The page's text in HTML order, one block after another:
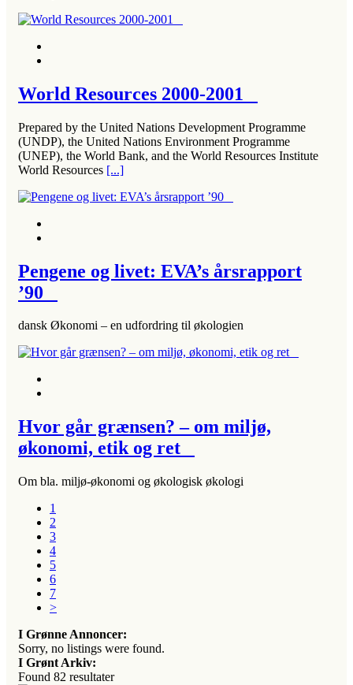
World Resources 2000-2001
Prepared by the United Nations Development Programme
(UNDP), the United Nations Environment Programme
(UNEP), the World Bank, and the World Resources Institute
World Resources [...]
Pengene og livet: EVA’s årsrapport
’90
dansk Økonomi – en udfordring til økologien
Hvor går grænsen? – om miljø,
økonomi, etik og ret
Om bla. miljø-økonomi og økologisk økologi
1
2
3
4
5
6
7
>
I Grønne Annoncer:
Sorry, no listings were found.
I Grønt Arkiv:
Found 82 resultater